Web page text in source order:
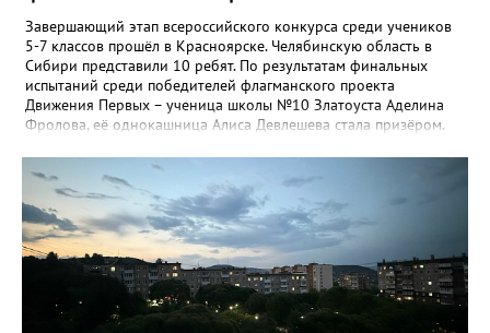
Завершающий этап всероссийского конкурса среди учеников
5-7 классов прошёл в Красноярске. Челябинскую область в
Сибири представили 10 ребят. По результатам финальных
испытаний среди победителей флагманского проекта
Движения Первых – ученица школы №10 Златоуста Аделина
Фролова, её однокашница Алиса Девлешева стала призёром.
федеральном университете с участием Президента Российской
Федерации Владимира Путина, который поздравил участников
с успешным завершением конкурса и отметил значимость
проекта для развития талантливой молодёжи», - сообщили в
Движении Первых Златоуста. Победителей Всероссийского
конкурса «Большая перемена» ждёт многодневное
«Путешествие мечты» на специальном поезде РЖД по
маршруту Москва-Владивосток с остановками на Байкале и
космодроме Байконур, а также в крупных городах по дороге.